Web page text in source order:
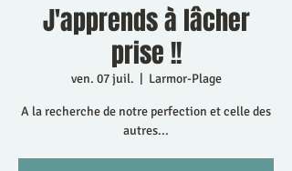
J'apprends à lâcher
prise !!
ven. 07 juil. Larmor-Plage
A la recherche de notre perfection et celle des
autres...